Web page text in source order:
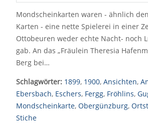
Mondscheinkarten waren - ähnlich
Karten - eine nette Spielerei in einer
Ottobeuren weder echte Nacht- noch
gab. An das „Fräulein Theresia
Berg bei…
Schlagwörter: 1899, 1900, Ansichten,
Ebersbach, Eschers, Fergg, Fröhlins,
Mondscheinkarte, Obergünzburg,
Stiche